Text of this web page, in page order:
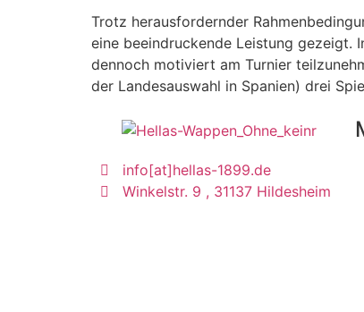
Trotz herausfordernder
eine beeindruckende Leistung gezeigt.
dennoch motiviert am Turnier
der Landesauswahl in Spanien) drei
info[at]hellas-1899.de
Winkelstr. 9 , 31137 Hildesheim